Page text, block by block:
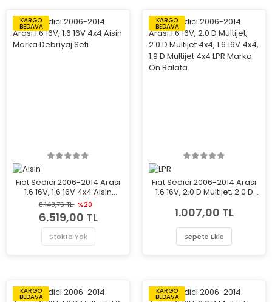
KARGO
BEDAVA
Fiat Sedici 2006-2014 Arası
1.6 16V, 1.6 16V 4x4 Aisin
Marka Debriyaj Seti
8.148,75 TL %20
6.519,00 TL
Stokta Yok
KARGO
BEDAVA
Fiat Sedici 2006-2014 Arası
1.6 16V, 2.0 D Multijet, 2.0 D
Multijet 4x4 LPR Marka Ön
Balata
1.007,00 TL
Sepete Ekle
KARGO
BEDAVA
KARGO
BEDAVA